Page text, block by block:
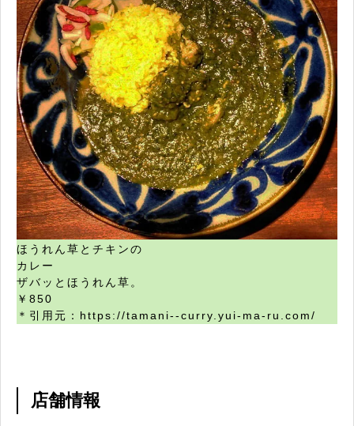
ほうれん草とチキンの
カレー
ザバッとほうれん草。
￥850
＊引用元：https://tamani--curry.yui-ma-ru.com/
店舗情報